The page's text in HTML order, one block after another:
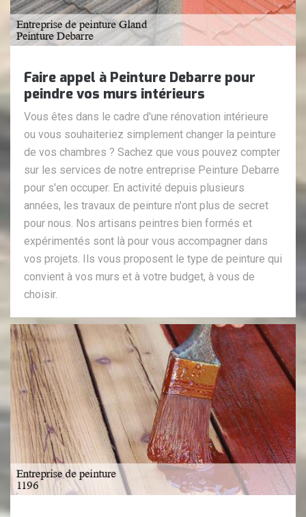
Faire appel à Peinture Debarre pour
peindre vos murs intérieurs
Vous êtes dans le cadre d'une rénovation intérieure
ou vous souhaiteriez simplement changer la peinture
de vos chambres ? Sachez que vous pouvez compter
sur les services de notre entreprise Peinture Debarre
pour s'en occuper. En activité depuis plusieurs
années, les travaux de peinture n'ont plus de secret
pour nous. Nos artisans peintres bien formés et
expérimentés sont là pour vous accompagner dans
vos projets. Ils vous proposent le type de peinture qui
convient à vos murs et à votre budget, à vous de
choisir.